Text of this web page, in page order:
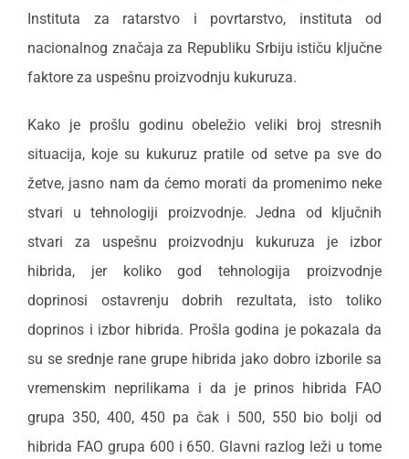
Instituta za ratarstvo i povrtarstvo, instituta od
nacionalnog značaja za Republiku Srbiju ističu ključne
faktore za uspešnu proizvodnju kukuruza.
Kako je prošlu godinu obeležio veliki broj stresnih
situacija, koje su kukuruz pratile od setve pa sve do
žetve, jasno nam da ćemo morati da promenimo neke
stvari u tehnologiji proizvodnje. Jedna od ključnih
stvari za uspešnu proizvodnju kukuruza je izbor
hibrida, jer koliko god tehnologija proizvodnje
doprinosi ostavrenju dobrih rezultata, isto toliko
doprinos i izbor hibrida. Prošla godina je pokazala da
su se srednje rane grupe hibrida jako dobro izborile sa
vremenskim neprilikama i da je prinos hibrida FAO
grupa 350, 400, 450 pa čak i 500, 550 bio bolji od
hibrida FAO grupa 600 i 650. Glavni razlog leži u tome